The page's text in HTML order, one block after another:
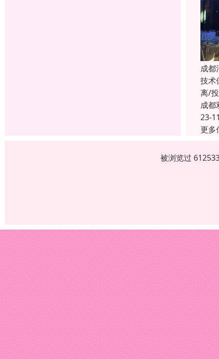
成都
技术
离/
成都
23-
更多
被浏览过